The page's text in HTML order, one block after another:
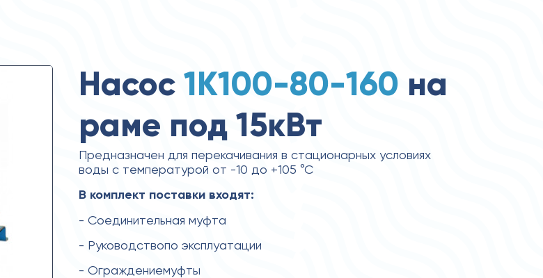
Насос 1К100-80-160 на
раме под 15кВт
Предназначен для перекачивания в стационарных условиях
воды с температурой от -10 до +105 °С
В комплект поставки входят:
- Соединительная муфта
- Руководствопо эксплуатации
- Ограждениемуфты